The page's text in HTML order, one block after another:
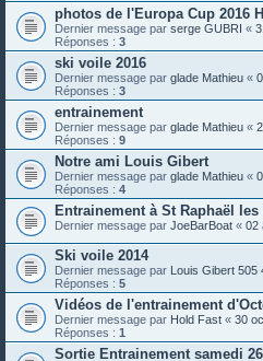
photos de l'Europa Cup 2016
Dernier message par serge GUBRI «
Réponses : 3
ski voile 2016
Dernier message par glade Mathieu «
Réponses : 3
entrainement
Dernier message par glade Mathieu «
Réponses : 9
Notre ami Louis Gibert
Dernier message par glade Mathieu «
Réponses : 4
Entrainement à St Raphaël les
Dernier message par JoeBarBoat « 02
Ski voile 2014
Dernier message par Louis Gibert 505
Réponses : 5
Vidéos de l'entrainement
Dernier message par Hold Fast « 30
Réponses : 1
Sortie Entrainement samedi